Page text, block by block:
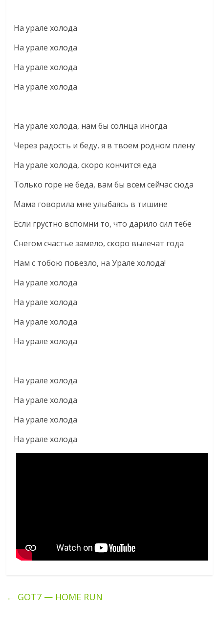
На урале холода
На урале холода
На урале холода
На урале холода
На урале холода, нам бы солнца иногда
Через радость и беду, я в твоем родном плену
На урале холода, скоро кончится еда
Только горе не беда, вам бы всем сейчас сюда
Мама говорила мне улыбаясь в тишине
Если грустно вспомни то, что дарило сил тебе
Снегом счастье замело, скоро вылечат года
Нам с тобою повезло, на Урале холода!
На урале холода
На урале холода
На урале холода
На урале холода
На урале холода
На урале холода
На урале холода
На урале холода
← GOT7 — HOME RUN